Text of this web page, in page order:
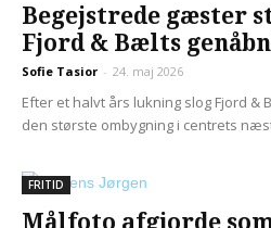
Begejstrede gæster
Fjord & Bælts
Sofie Tasior - 24. maj 2026
Efter et halvt års lukning slog Fjord
den største ombygning i centrets
FRITID
Målfoto afgjorde